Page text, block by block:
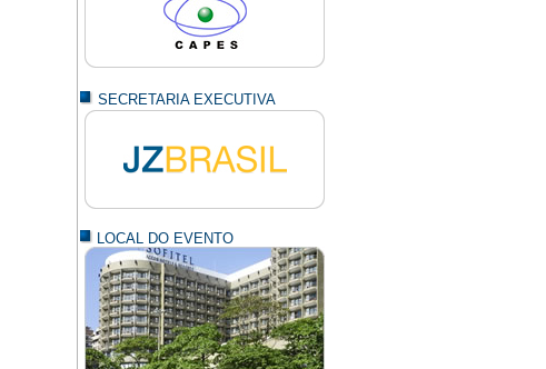
SECRETARIA EXECUTIVA
LOCAL DO EVENTO